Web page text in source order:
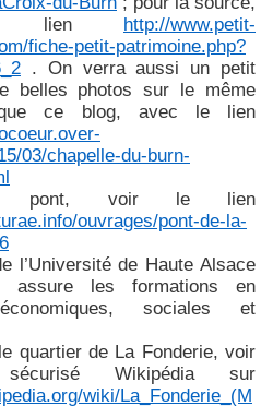
lien http://www.petit-
fiche-petit-patrimoine.php?
. On verra aussi un petit
belles photos sur le même
que ce blog, avec le lien
03/chapelle-du-burn-
pont, voir le lien
ouvrages/pont-de-la-
l’Université de Haute Alsace
assure les formations en
sociales et
quartier de La Fonderie, voir
Wikipédia sur
wiki/La_Fonderie_(M